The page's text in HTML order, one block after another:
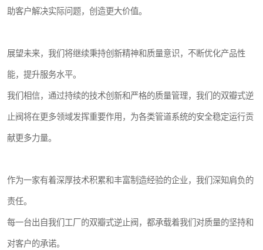
助客户解决实际问题，创造更大价值。
展望未来，我们将继续秉持创新精神和质量意识，不断优化产品性
能，提升服务水平。
我们相信，通过持续的技术创新和严格的质量管理，我们的双瓣式逆
止阀将在更多领域发挥重要作用，为各类管道系统的安全稳定运行贡
献更多力量。
作为一家有着深厚技术积累和丰富制造经验的企业，我们深知肩负的
责任。
每一台出自我们工厂的双瓣式逆止阀，都承载着我们对质量的坚持和
对客户的承诺。